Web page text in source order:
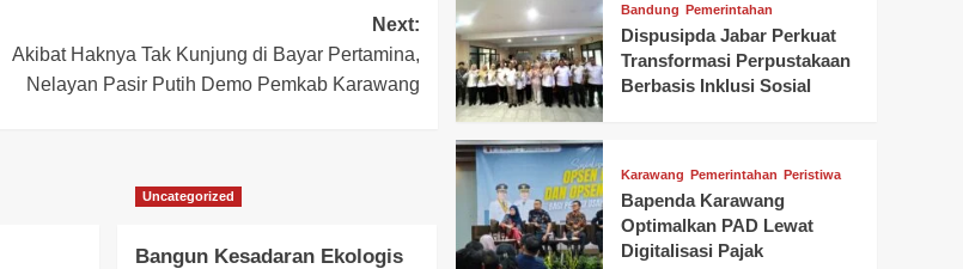
Next:
Akibat Haknya Tak Kunjung di Bayar Pertamina,
Nelayan Pasir Putih Demo Pemkab Karawang
Uncategorized
Bangun Kesadaran Ekologis
Bandung Pemerintahan
Dispusipda Jabar Perkuat
Transformasi Perpustakaan
Berbasis Inklusi Sosial
Karawang Pemerintahan Peristiwa
Bapenda Karawang
Optimalkan PAD Lewat
Digitalisasi Pajak